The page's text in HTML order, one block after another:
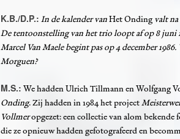
K.B./D.P.: In de kalender vanHet Onding valt
De tentoonstelling van het trio loopt af op 8 juni
Marcel Van Maele begint pas op 4 december
Morguen?
M.S.: We hadden Ulrich Tillmann en Wolfgang
Onding. Zij hadden in 1984 het project
Vollmeropgezet: een collectie van alom bekende
die ze opnieuw hadden gefotografeerd en